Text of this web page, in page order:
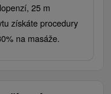
25 m
získáte procedury
na masáže.